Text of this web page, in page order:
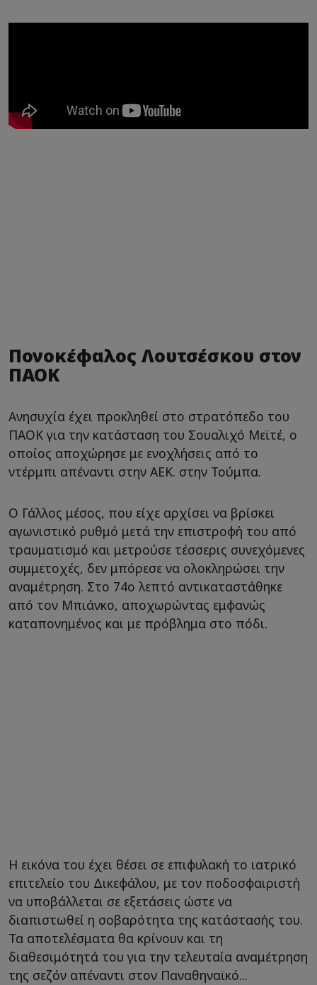
Πονοκέφαλος Λουτσέσκου στον
ΠΑΟΚ
Ανησυχία έχει προκληθεί στο στρατόπεδο του
ΠΑΟΚ για την κατάσταση του Σουαλιχό Μεϊτέ, ο
οποίος αποχώρησε με ενοχλήσεις από το
ντέρμπι απέναντι στην AEK. στην Τούμπα.
Ο Γάλλος μέσος, που είχε αρχίσει να βρίσκει
αγωνιστικό ρυθμό μετά την επιστροφή του από
τραυματισμό και μετρούσε τέσσερις συνεχόμενες
συμμετοχές, δεν μπόρεσε να ολοκληρώσει την
αναμέτρηση. Στο 74ο λεπτό αντικαταστάθηκε
από τον Μπιάνκο, αποχωρώντας εμφανώς
καταπονημένος και με πρόβλημα στο πόδι.
Η εικόνα του έχει θέσει σε επιφυλακή το ιατρικό
επιτελείο του Δικεφάλου, με τον ποδοσφαιριστή
να υποβάλλεται σε εξετάσεις ώστε να
διαπιστωθεί η σοβαρότητα της κατάστασής του.
Τα αποτελέσματα θα κρίνουν και τη
διαθεσιμότητά του για την τελευταία αναμέτρηση
της σεζόν απέναντι στον Παναθηναϊκό...